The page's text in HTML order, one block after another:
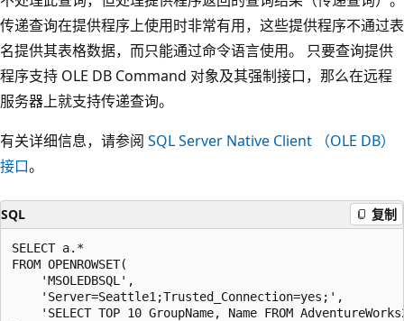
传递查询在提供程序上使用时非常有用，这些提供程序不通过表
名提供其表格数据，而只能通过命令语言使用。 只要查询提供
程序支持 OLE DB Command 对象及其强制接口，那么在远程
服务器上就支持传递查询。
有关详细信息，请参阅 SQL Server Native Client （OLE DB）
接口。
SQL 复制
SELECT a.*
FROM OPENROWSET(
    'MSOLEDBSQL',
    'Server=Seattle1;Trusted_Connection=yes;',
'SELECT TOP 10 GroupName, Name FROM